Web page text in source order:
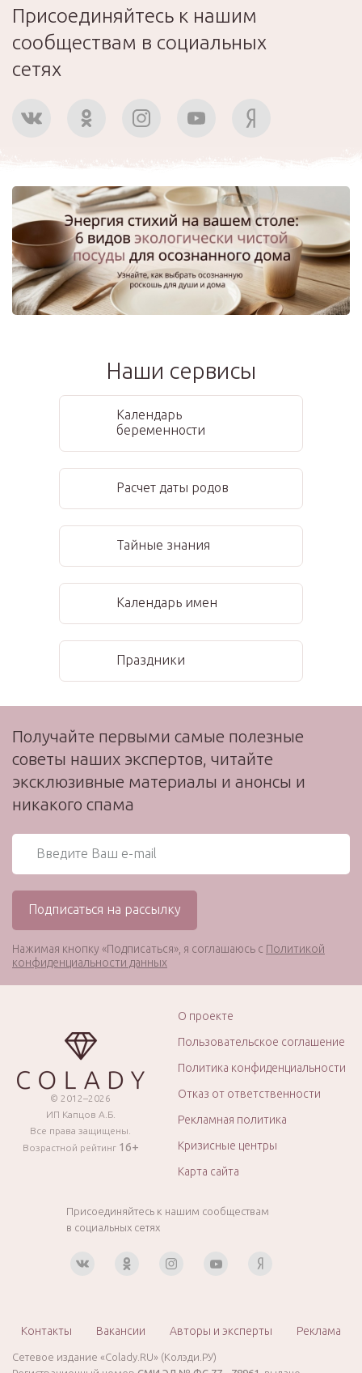
Присоединяйтесь к нашим
сообществам в социальных
сетях
Наши сервисы
Календарь
беременности
Расчет даты родов
Тайные знания
Календарь имен
Праздники
Получайте первыми самые полезные
советы наших экспертов, читайте
эксклюзивные материалы и анонсы и
никакого спама
Нажимая кнопку «Подписаться», я соглашаюсь с Политикой
конфиденциальности данных
© 2012–2026
ИП Капцов А.Б.
Все права защищены.
Возрастной рейтинг 16+
О проекте
Пользовательское соглашение
Политика конфиденциальности
Отказ от ответственности
Рекламная политика
Кризисные центры
Карта сайта
Присоединяйтесь к нашим сообществам
в социальных сетях
Контакты Вакансии Авторы и эксперты Реклама
Сетевое издание «Colady.RU» (Колэди.РУ)